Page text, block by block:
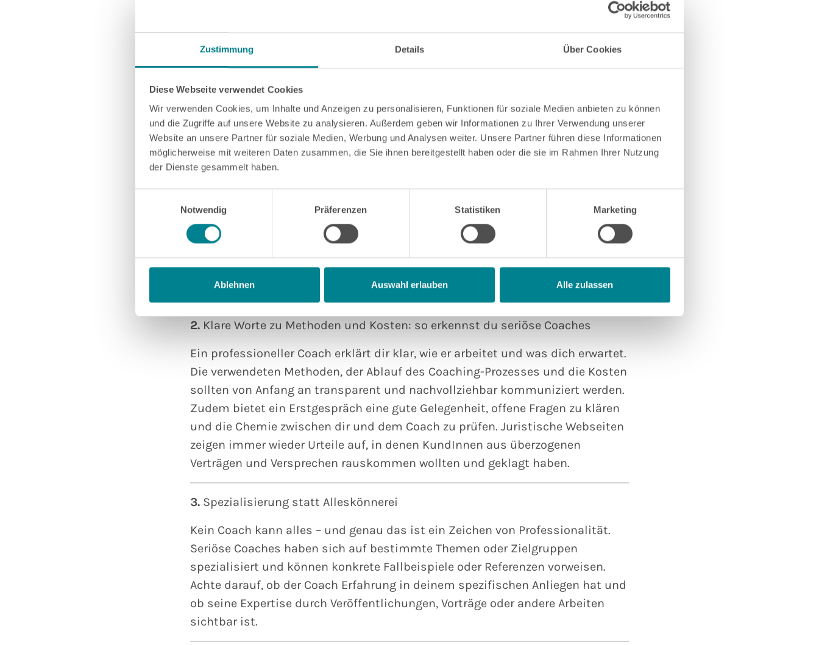
Zustimmung Details Über Cookies
Diese Webseite verwendet Cookies
Wir verwenden Cookies, um Inhalte und Anzeigen zu personalisieren, Funktionen für soziale Medien anbieten zu können
und die Zugriffe auf unsere Website zu analysieren. Außerdem geben wir Informationen zu Ihrer Verwendung unserer
Website an unsere Partner für soziale Medien, Werbung und Analysen weiter. Unsere Partner führen diese Informationen
möglicherweise mit weiteren Daten zusammen, die Sie ihnen bereitgestellt haben oder die sie im Rahmen Ihrer Nutzung
der Dienste gesammelt haben.
Notwendig
Präferenzen Statistiken Marketing
Ablehnen Auswahl erlauben Alle zulassen
Das führt mich zu Punkt 1:
Ein seriöser Coach hat eine fundierte Ausbildung an einem anerkannten
Institut oder einer Hochschule absolviert. Solche Ausbildungen verbinden
theoretisches Wissen mit praktischer Erfahrung und legen den Grundstein für
professionelle Arbeit. Zudem verfügen viele Coaches über Zertifizierungen von
Berufsverbänden wie dem Deutschen Bundesverband Coaching (DBVC). Diese
regelmäßig seine Kompetenzen überprüft und reflektiert. Mittlerweile gibt es
auch Studiengänge, in denen man einen akademischen Abschluss als Coach
selbst einen Mastertitel in Coaching, Organisationsberatung und Supervision
erhalten habe.
https://benjamin-lang.org/ueber-mich/
2. Klare Worte zu Methoden und Kosten: so erkennst du seriöse Coaches
Ein professioneller Coach erklärt dir klar, wie er arbeitet und was dich erwartet.
Die verwendeten Methoden, der Ablauf des Coaching-Prozesses und die Kosten
sollten von Anfang an transparent und nachvollziehbar kommuniziert werden.
Zudem bietet ein Erstgespräch eine gute Gelegenheit, offene Fragen zu klären
und die Chemie zwischen dir und dem Coach zu prüfen. Juristische Webseiten
zeigen immer wieder Urteile auf, in denen KundInnen aus überzogenen
Verträgen und Versprechen rauskommen wollten und geklagt haben.
3. Spezialisierung statt Alleskönnerei
Kein Coach kann alles – und genau das ist ein Zeichen von Professionalität.
Seriöse Coaches haben sich auf bestimmte Themen oder Zielgruppen
spezialisiert und können konkrete Fallbeispiele oder Referenzen vorweisen.
Achte darauf, ob der Coach Erfahrung in deinem spezifischen Anliegen hat und
ob seine Expertise durch Veröffentlichungen, Vorträge oder andere Arbeiten
sichtbar ist.